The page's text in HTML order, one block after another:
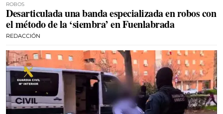
ROBOS
Desarticulada una banda especializada en robos con
el método de la ‘siembra’ en Fuenlabrada
REDACCIÓN